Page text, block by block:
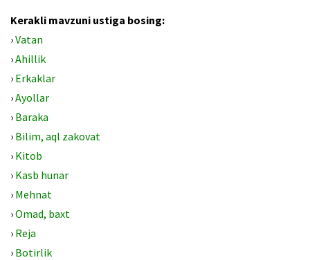
Kerakli mavzuni ustiga bosing:
›Vatan
›Ahillik
› Erkaklar
›Ayollar
› Baraka
› Bilim, aql zakovat
› Kitob
› Kasb hunar
› Mehnat
›Omad, baxt
› Reja
› Botirlik